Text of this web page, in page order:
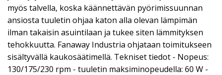
myös talvella, koska käännettävän pyörimissuunnan
ansiosta tuuletin ohjaa katon alla olevan lämpimän
ilman takaisin asuintilaan ja tukee siten lämmityksen
tehokkuutta. Fanaway Industria ohjataan toimitukseen
sisältyvällä kaukosäätimellä. Tekniset tiedot - Nopeus:
130/175/230 rpm - tuuletin maksiminopeudella: 60 W -